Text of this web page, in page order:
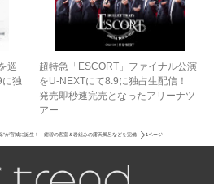
巡
に独
超特急「ESCORT」ファイナル公演
をU-NEXTにて8.9に独占生配信！
発売即秒速完売となったアリーナツ
アー
”が宮城に誕生！ 紺碧の客室＆岩組みの露天風呂などを完備 1ページ